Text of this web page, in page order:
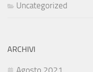
Uncategorized
ARCHIVI